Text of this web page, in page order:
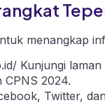
menangkap
Kunjungi
CPNS 2024.
Twitter,